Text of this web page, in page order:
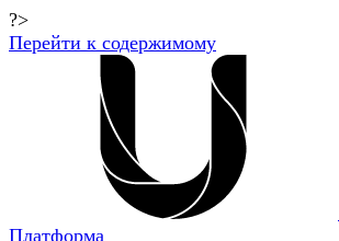
?>
Перейти к содержимому
Платформа